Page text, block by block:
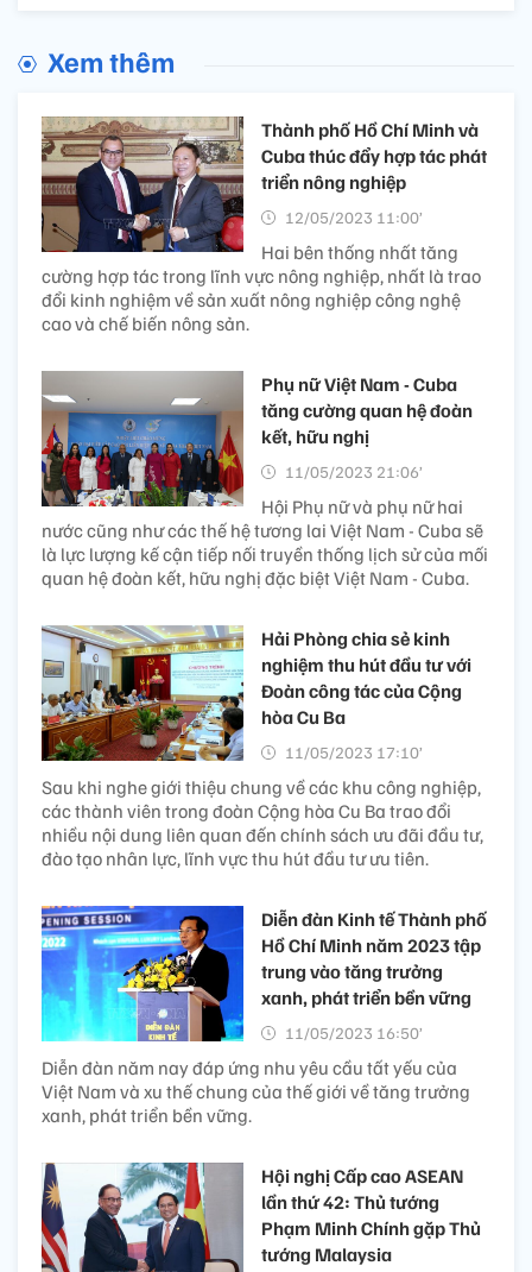
Xem thêm
Thành phố Hồ Chí Minh và
Cuba thúc đẩy hợp tác phát
triển nông nghiệp
12/05/2023 11:00’
Hai bên thống nhất tăng
cường hợp tác trong lĩnh vực nông nghiệp, nhất là trao
đổi kinh nghiệm về sản xuất nông nghiệp công nghệ
cao và chế biến nông sản.
Phụ nữ Việt Nam - Cuba
tăng cường quan hệ đoàn
kết, hữu nghị
11/05/2023 21:06’
Hội Phụ nữ và phụ nữ hai
nước cũng như các thế hệ tương lai Việt Nam - Cuba sẽ
là lực lượng kế cận tiếp nối truyền thống lịch sử của mối
quan hệ đoàn kết, hữu nghị đặc biệt Việt Nam - Cuba.
Hải Phòng chia sẻ kinh
nghiệm thu hút đầu tư với
Đoàn công tác của Cộng
hòa Cu Ba
11/05/2023 17:10’
Sau khi nghe giới thiệu chung về các khu công nghiệp,
các thành viên trong đoàn Cộng hòa Cu Ba trao đổi
nhiều nội dung liên quan đến chính sách ưu đãi đầu tư,
đào tạo nhân lực, lĩnh vực thu hút đầu tư ưu tiên.
Diễn đàn Kinh tế Thành phố
Hồ Chí Minh năm 2023 tập
trung vào tăng trưởng
xanh, phát triển bền vững
11/05/2023 16:50’
Diễn đàn năm nay đáp ứng nhu yêu cầu tất yếu của
Việt Nam và xu thế chung của thế giới về tăng trưởng
xanh, phát triển bền vững.
Hội nghị Cấp cao ASEAN
lần thứ 42: Thủ tướng
Phạm Minh Chính gặp Thủ
tướng Malaysia